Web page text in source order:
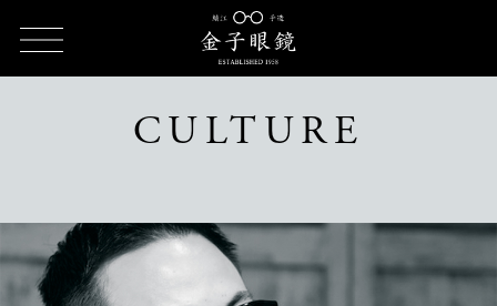
CULTURE（カルチャー）
CULTURE